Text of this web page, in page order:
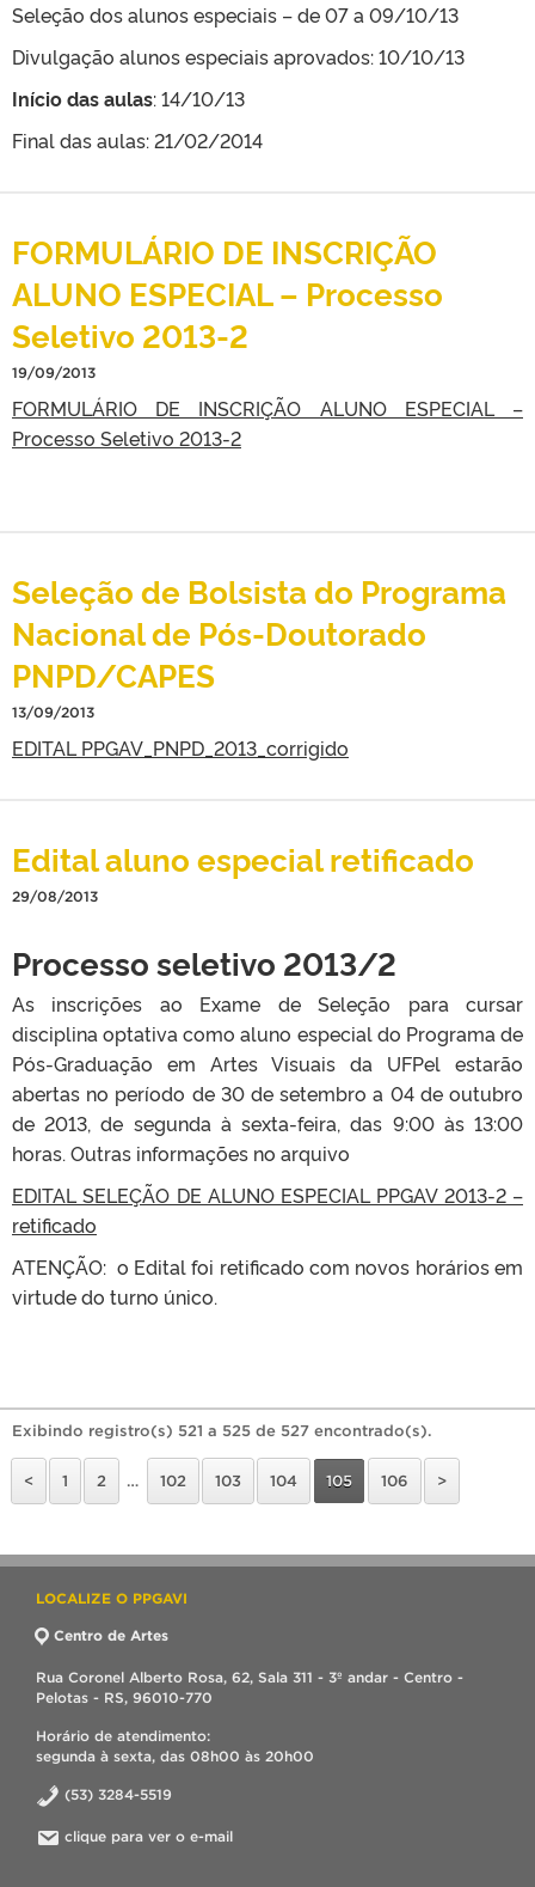
Seleção dos alunos especiais – de 07 a 09/10/13
Divulgação alunos especiais aprovados: 10/10/13
Início das aulas: 14/10/13
Final das aulas: 21/02/2014
FORMULÁRIO DE INSCRIÇÃO
ALUNO ESPECIAL – Processo
Seletivo 2013-2
19/09/2013
FORMULÁRIO DE INSCRIÇÃO ALUNO ESPECIAL –
Processo Seletivo 2013-2
Seleção de Bolsista do Programa
Nacional de Pós-Doutorado
PNPD/CAPES
13/09/2013
EDITAL PPGAV_PNPD_2013_corrigido
Edital aluno especial retificado
29/08/2013
Processo seletivo 2013/2
As inscrições ao Exame de Seleção para cursar
disciplina optativa como aluno especial do Programa de
Pós-Graduação em Artes Visuais da UFPel estarão
abertas no período de 30 de setembro a 04 de outubro
de 2013, de segunda à sexta-feira, das 9:00 às 13:00
horas. Outras informações no arquivo
EDITAL SELEÇÃO DE ALUNO ESPECIAL PPGAV 2013-2 –
retificado
ATENÇÃO: o Edital foi retificado com novos horários em
virtude do turno único.
Exibindo registro(s) 521 a 525 de 527 encontrado(s).
< 1 2 … 102 103 104 105 106 >
LOCALIZE O PPGAVI
Centro de Artes
Rua Coronel Alberto Rosa, 62, Sala 311 - 3º andar - Centro -
Pelotas - RS, 96010-770
Horário de atendimento:
segunda à sexta, das 08h00 às 20h00
(53) 3284-5519
clique para ver o e-mail